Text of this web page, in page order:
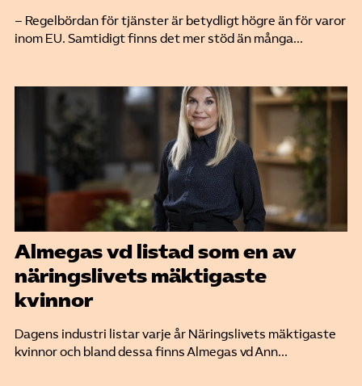
– Regelbördan för tjänster är betydligt högre än för varor
inom EU. Samtidigt finns det mer stöd än många...
Almegas vd listad som en av
näringslivets mäktigaste
kvinnor
Dagens industri listar varje år Näringslivets mäktigaste
kvinnor och bland dessa finns Almegas vd Ann...